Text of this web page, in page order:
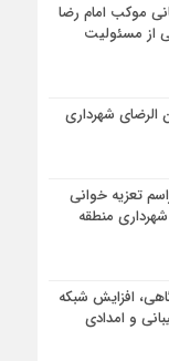
موکب امام رضا
از مسئولیت
شهرداری
تعزیه خوانی
منطقه
افزایش شبکه
و امدادی